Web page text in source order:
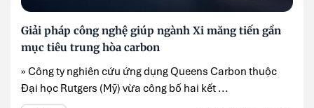
Giải pháp công nghệ giúp ngành Xi măng tiến gần
mục tiêu trung hòa carbon
» Công ty nghiên cứu ứng dụng Queens Carbon thuộc
Đại học Rutgers (Mỹ) vừa công bố hai kết ...